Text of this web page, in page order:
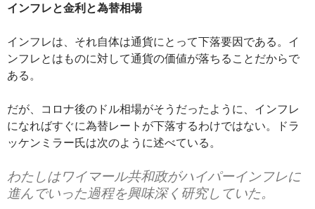
インフレと金利と為替相場
インフレは、それ自体は通貨にとって下落要因である。イ
ンフレとはものに対して通貨の価値が落ちることだからで
ある。
だが、コロナ後のドル相場がそうだったように、インフレ
になればすぐに為替レートが下落するわけではない。ドラ
ッケンミラー氏は次のように述べている。
わたしはワイマール共和政がハイパーインフレに
進んでいった過程を興味深く研究していた。